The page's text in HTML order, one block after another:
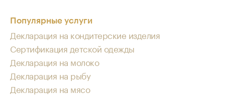
Популярные услуги
Декларация на кондитерские изделия
Сертификация детской одежды
Декларация на молоко
Декларация на рыбу
Декларация на мясо